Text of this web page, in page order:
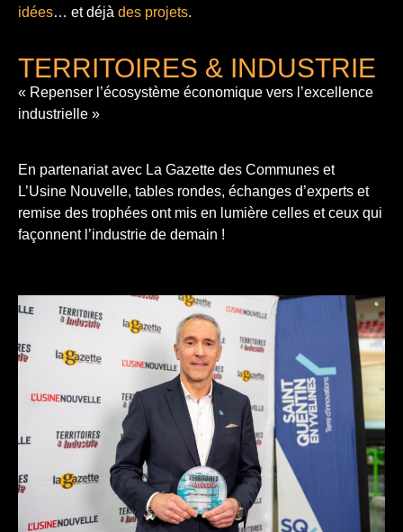
idées… et déjà des projets.
TERRITOIRES & INDUSTRIE
« Repenser l’écosystème économique vers l’excellence
industrielle »
En partenariat avec La Gazette des Communes et
L’Usine Nouvelle, tables rondes, échanges d’experts et
remise des trophées ont mis en lumière celles et ceux qui
façonnent l’industrie de demain !